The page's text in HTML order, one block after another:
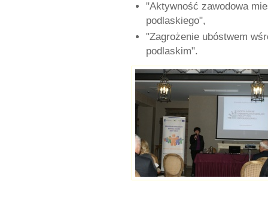
"Aktywność zawodowa
podlaskiego",
"Zagrożenie ubóstwem
podlaskim".